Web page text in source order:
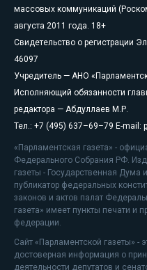
массовых коммуникаций
августа 2011 года. 18+
Свидетельство о регистрации
46097
Учредитель — АНО
Исполняющий обязанности
редактора — Абдуллаев М.Р.
Тел.: +7 (495) 637–69–79 E-mail:
«Парламентская газета» -
Федерального Собрания РФ.
газеты - Государственная
публикатор федеральных
законов и актов палат
газета» имеет пункты печати и
федерации.
Сайт «Парламентской газеты» -
достоверная информация о
деятельности депутатов и